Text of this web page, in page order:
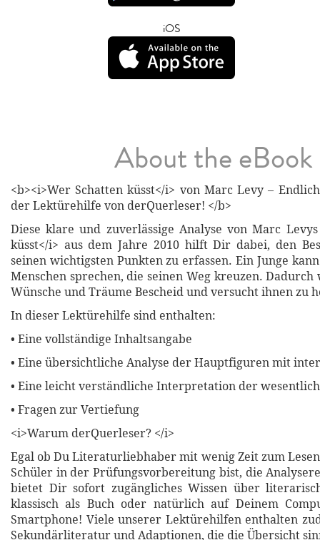
iOS
About the eBook
<b><i>Wer Schatten küsst</i> von Marc Levy –
der Lektürehilfe von derQuerleser! </b>
Diese klare und zuverlässige Analyse von Marc
küsst</i> aus dem Jahre 2010 hilft Dir dabei, den
seinen wichtigsten Punkten zu erfassen. Ein Junge
Menschen sprechen, die seinen Weg kreuzen.
Wünsche und Träume Bescheid und versucht ihnen zu
In dieser Lektürehilfe sind enthalten:
• Eine vollständige Inhaltsangabe
• Eine übersichtliche Analyse der Hauptfiguren mit
• Eine leicht verständliche Interpretation der
• Fragen zur Vertiefung
<i>Warum derQuerleser? </i>
Egal ob Du Literaturliebhaber mit wenig Zeit zum
Schüler in der Prüfungsvorbereitung bist, die
bietet Dir sofort zugängliches Wissen über
klassisch als Buch oder natürlich auf Deinem
Smartphone! Viele unserer Lektürehilfen enthalten
Sekundärliteratur und Adaptionen, die die Übersicht